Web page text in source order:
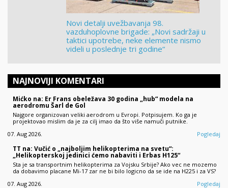
Novi detalji uvežbavanja 98.
vazduhoplovne brigade: „Novi sadržaji u
taktici upotrebe, neke elemente nismo
videli u poslednje tri godine“
NAJNOVIJI KOMENTARI
Mićko na: Er Frans obeležava 30 godina „hub“ modela na
aerodromu Šarl de Gol
Najgore organizovan veliki aerodrom u Evropi. Potpisujem. Ko ga je
projektovao mislim da je za cilj imao da što više namuči putnike.
07. Aug 2026.
Pogledaj
TT na: Vučić o „najboljim helikopterima na svetu“:
„Helikopterskoj jedinici ćemo nabaviti i Erbas H125“
Sta je sa transportnim helikopterima za Vojsku Srbije? Ako vec ne mozemo
da dobavimo placane Mi-17 zar ne bi bilo logicno da se ide na H225 i za VS?
07. Aug 2026.
Pogledaj